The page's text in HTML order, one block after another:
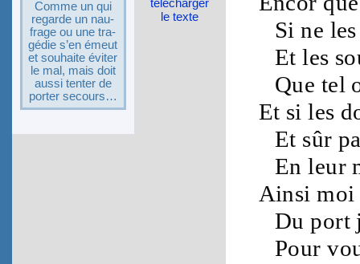
Comme un qui
regarde un nau­
frage ou une tra­
gé­die s’en émeut
et souhaite évi­ter
le mal, mais doit
aussi ten­ter de
por­ter secours…
Si ne
Et les
Que tel
Et si les
Et sûr
En leur
Ainsi moi
Duport
Pour
le texte